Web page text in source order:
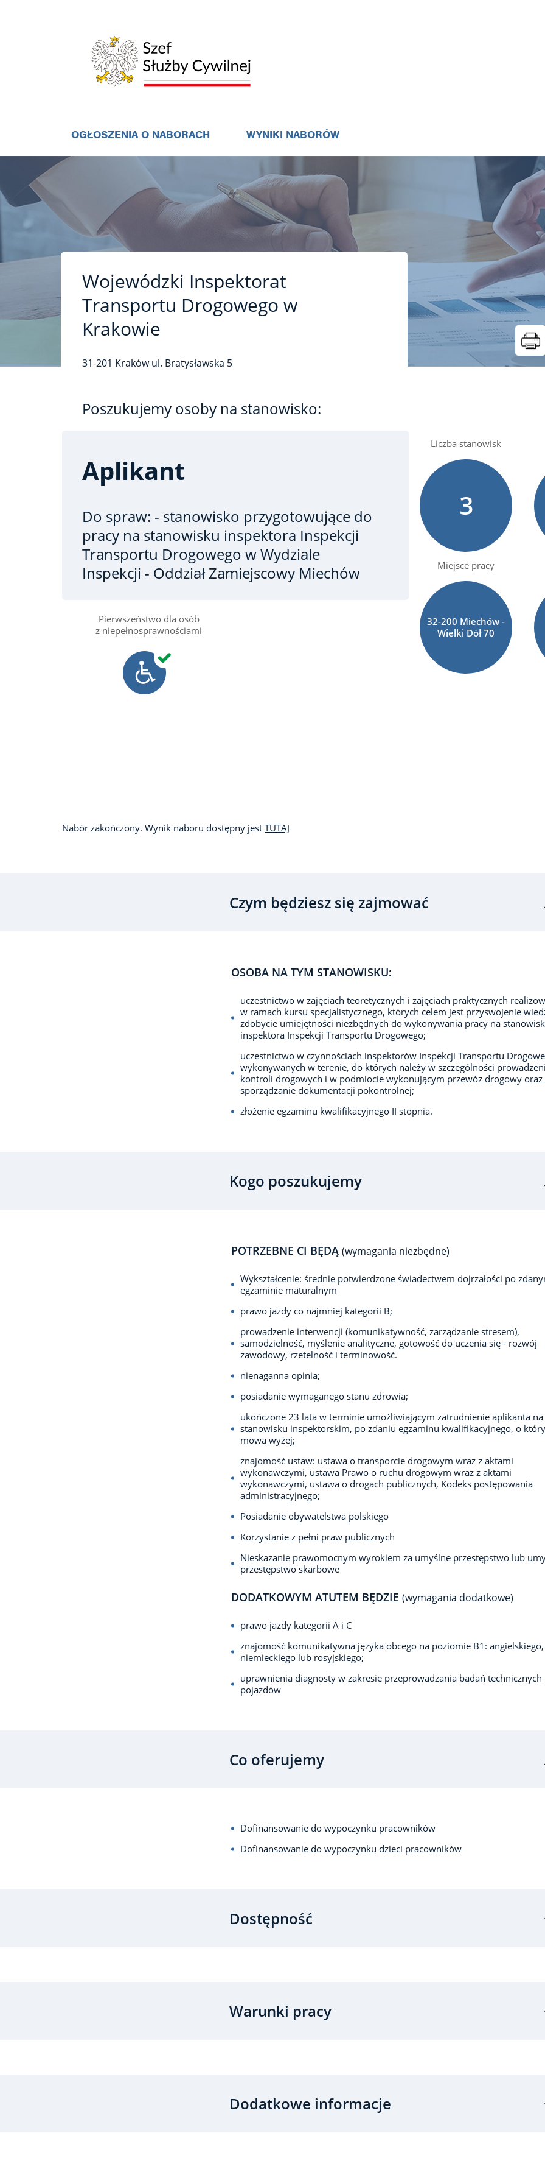
OGŁOSZENIA O NABORACH WYNIKI NABORÓW
Wojewódzki Inspektorat
Transportu Drogowego w
Krakowie
31-201 Kraków ul. Bratysławska 5
Poszukujemy osoby na stanowisko:
Aplikant
Do spraw: - stanowisko przygotowujące do
pracy na stanowisku inspektora Inspekcji
Transportu Drogowego w Wydziale
Inspekcji - Oddział Zamiejscowy Miechów
Pierwszeństwo dla osób
z niepełnosprawnościami
Liczba stanowisk
3
Miejsce pracy
32-200 Miechów -
Wielki Dół 70
Nabór zakończony. Wynik naboru dostępny jest TUTAJ
Czym będziesz się zajmować
OSOBA NA TYM STANOWISKU:
uczestnictwo w zajęciach teoretycznych i zajęciach praktycznych
w ramach kursu specjalistycznego, których celem jest przyswojenie
zdobycie umiejętności niezbędnych do wykonywania pracy na
inspektora Inspekcji Transportu Drogowego;
uczestnictwo w czynnościach inspektorów Inspekcji Transportu
wykonywanych w terenie, do których należy w szczególności
kontroli drogowych i w podmiocie wykonującym przewóz drogowy oraz
sporządzanie dokumentacji pokontrolnej;
złożenie egzaminu kwalifikacyjnego II stopnia.
Kogo poszukujemy
POTRZEBNE CI BĘDĄ (wymagania niezbędne)
Wykształcenie: średnie potwierdzone świadectwem dojrzałości po
egzaminie maturalnym
prawo jazdy co najmniej kategorii B;
prowadzenie interwencji (komunikatywność, zarządzanie stresem),
samodzielność, myślenie analityczne, gotowość do uczenia się - rozwój
zawodowy, rzetelność i terminowość.
nienaganna opinia;
posiadanie wymaganego stanu zdrowia;
ukończone 23 lata w terminie umożliwiającym zatrudnienie aplikanta na
stanowisku inspektorskim, po zdaniu egzaminu kwalifikacyjnego, o
mowa wyżej;
znajomość ustaw: ustawa o transporcie drogowym wraz z aktami
wykonawczymi, ustawa Prawo o ruchu drogowym wraz z aktami
wykonawczymi, ustawa o drogach publicznych, Kodeks postępowania
administracyjnego;
Posiadanie obywatelstwa polskiego
Korzystanie z pełni praw publicznych
Nieskazanie prawomocnym wyrokiem za umyślne przestępstwo lub
przestępstwo skarbowe
DODATKOWYM ATUTEM BĘDZIE (wymagania dodatkowe)
prawo jazdy kategorii A i C
znajomość komunikatywna języka obcego na poziomie B1: angielskiego,
niemieckiego lub rosyjskiego;
uprawnienia diagnosty w zakresie przeprowadzania badań technicznych
pojazdów
Co oferujemy
Dofinansowanie do wypoczynku pracowników
Dofinansowanie do wypoczynku dzieci pracowników
Dostępność
Warunki pracy
Dodatkowe informacje